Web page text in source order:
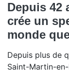
Depuis 42
crée un
monde
Depuis plus de
Saint-Martin-